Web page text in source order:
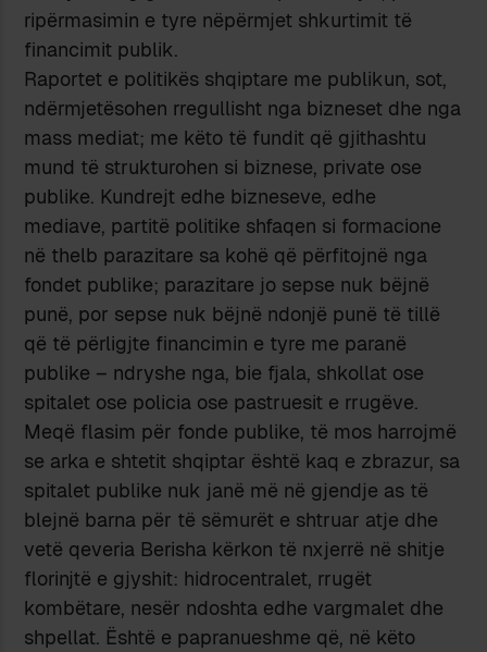
ripërmasimin e tyre nëpërmjet shkurtimit të
financimit publik.
Raportet e politikës shqiptare me publikun, sot,
ndërmjetësohen rregullisht nga bizneset dhe nga
mass mediat; me këto të fundit që gjithashtu
mund të strukturohen si biznese, private ose
publike. Kundrejt edhe bizneseve, edhe
mediave, partitë politike shfaqen si formacione
në thelb parazitare sa kohë që përfitojnë nga
fondet publike; parazitare jo sepse nuk bëjnë
punë, por sepse nuk bëjnë ndonjë punë të tillë
që të përligjte financimin e tyre me paranë
publike – ndryshe nga, bie fjala, shkollat ose
spitalet ose policia ose pastruesit e rrugëve.
Meqë flasim për fonde publike, të mos harrojmë
se arka e shtetit shqiptar është kaq e zbrazur, sa
spitalet publike nuk janë më në gjendje as të
blejnë barna për të sëmurët e shtruar atje dhe
vetë qeveria Berisha kërkon të nxjerrë në shitje
florinjtë e gjyshit: hidrocentralet, rrugët
kombëtare, nesër ndoshta edhe vargmalet dhe
shpellat. Është e papranueshme që, në këto